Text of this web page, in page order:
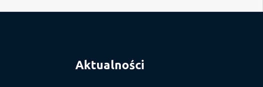
Aktualności